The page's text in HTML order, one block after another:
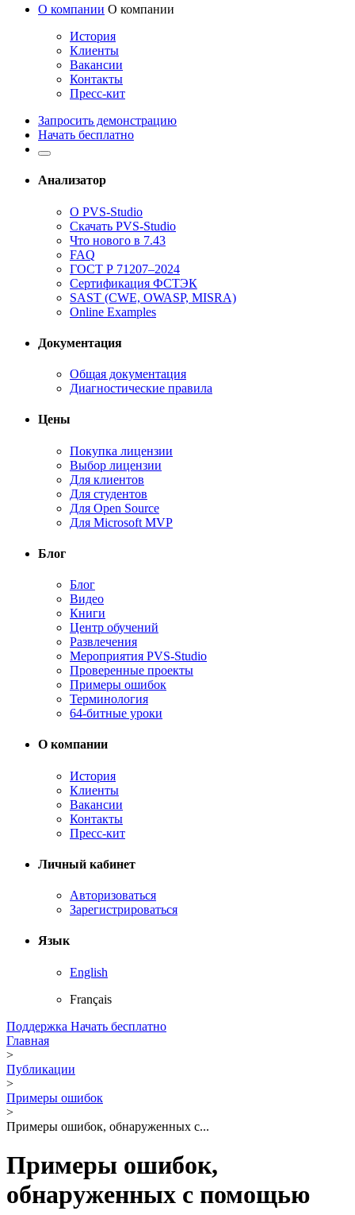
О компании О компании
История
Клиенты
Вакансии
Контакты
Пресс-кит
Запросить демонстрацию
Начать бесплатно
Анализатор
О PVS-Studio
Скачать PVS-Studio
Что нового в 7.43
FAQ
ГОСТ Р 71207–2024
Сертификация ФСТЭК
SAST (CWE, OWASP, MISRA)
Online Examples
Документация
Общая документация
Диагностические правила
Цены
Покупка лицензии
Выбор лицензии
Для клиентов
Для студентов
Для Open Source
Для Microsoft MVP
Блог
Блог
Видео
Книги
Центр обучений
Развлечения
Мероприятия PVS-Studio
Проверенные проекты
Примеры ошибок
Терминология
64-битные уроки
О компании
История
Клиенты
Вакансии
Контакты
Пресс-кит
Личный кабинет
Авторизоваться
Зарегистрироваться
Язык
English
Français
Поддержка Начать бесплатно
Главная
>
Публикации
>
Примеры ошибок
>
Примеры ошибок, обнаруженных с...
Примеры ошибок,
обнаруженных с помощью